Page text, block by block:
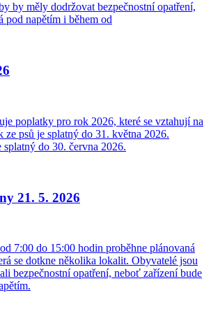
by měly dodržovat bezpečnostní opatření,
pod napětím i během od
poplatky pro rok 2026, které se vztahují na
ze psů je splatný do 31. května 2026.
splatný do 30. června 2026.
21. 5. 2026
7:00 do 15:00 hodin proběhne plánovaná
se dotkne několika lokalit. Obyvatelé jsou
bezpečnostní opatření, neboť zařízení bude